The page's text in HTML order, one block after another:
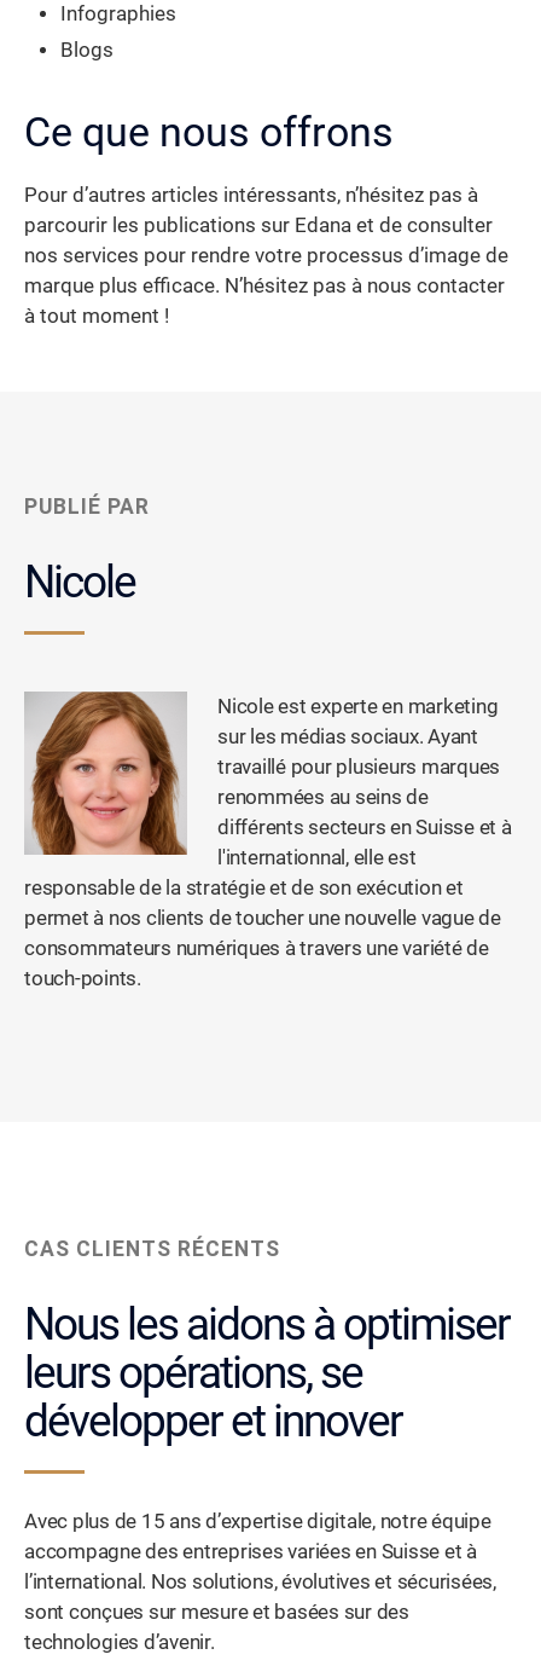
Infographies
Blogs
Ce que nous offrons
Pour d’autres articles intéressants, n’hésitez pas à
parcourir les publications sur Edana et de consulter
nos services pour rendre votre processus d’image de
marque plus efficace. N’hésitez pas à nous contacter
à tout moment !
PUBLIÉ PAR
Nicole
Nicole est experte en marketing
sur les médias sociaux. Ayant
travaillé pour plusieurs marques
renommées au seins de
différents secteurs en Suisse et à
l'internationnal, elle est
responsable de la stratégie et de son exécution et
permet à nos clients de toucher une nouvelle vague de
consommateurs numériques à travers une variété de
touch-points.
CAS CLIENTS RÉCENTS
Nous les aidons à optimiser
leurs opérations, se
développer et innover
Avec plus de 15 ans d’expertise digitale, notre équipe
accompagne des entreprises variées en Suisse et à
l’international. Nos solutions, évolutives et sécurisées,
sont conçues sur mesure et basées sur des
technologies d’avenir.